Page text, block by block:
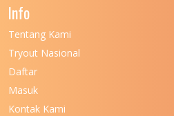
Info
Tentang Kami
Tryout Nasional
Daftar
Masuk
Kontak Kami